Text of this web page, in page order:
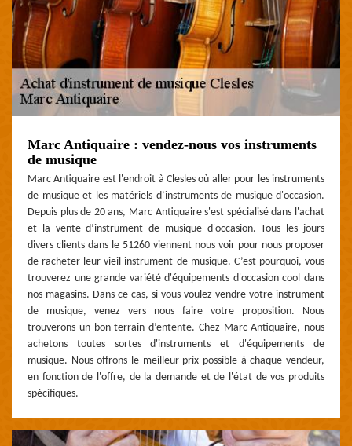
Marc Antiquaire : vendez-nous vos instruments
de musique
Marc Antiquaire est l'endroit à Clesles où aller pour les instruments
de musique et les matériels d’instruments de musique d'occasion.
Depuis plus de 20 ans, Marc Antiquaire s'est spécialisé dans l'achat
et la vente d’instrument de musique d'occasion. Tous les jours
divers clients dans le 51260 viennent nous voir pour nous proposer
de racheter leur vieil instrument de musique. C’est pourquoi, vous
trouverez une grande variété d'équipements d'occasion cool dans
nos magasins. Dans ce cas, si vous voulez vendre votre instrument
de musique, venez vers nous faire votre proposition. Nous
trouverons un bon terrain d’entente. Chez Marc Antiquaire, nous
achetons toutes sortes d'instruments et d'équipements de
musique. Nous offrons le meilleur prix possible à chaque vendeur,
en fonction de l'offre, de la demande et de l'état de vos produits
spécifiques.